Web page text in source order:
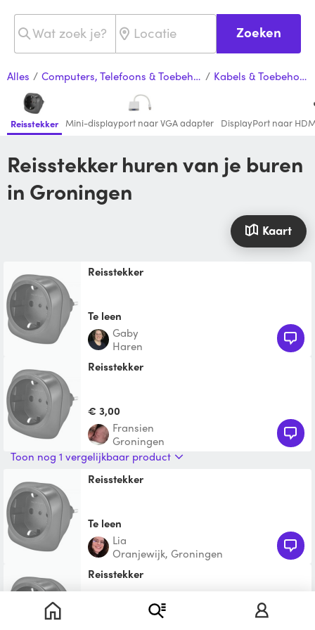
Zoeken
Alles / Computers, Telefoons & Toebehoren / Kabels & Toebehoren
Reisstekker Mini-displayport naar VGA adapter DisplayPort naar
Reisstekker huren van je buren
in Groningen
Kaart
Reisstekker
Te leen
Gaby
Haren
Reisstekker
€ 3,00
Fransien
Groningen
Toon nog 1 vergelijkbaar product
Reisstekker
Te leen
Lia
Oranjewijk, Groningen
Reisstekker